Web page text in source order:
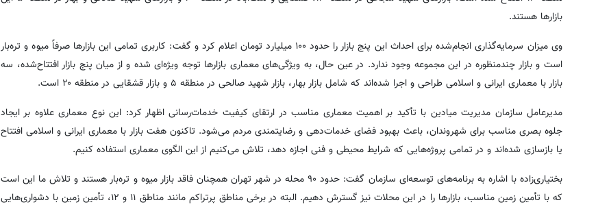
بازارها هستند.
وی میزان سرمایه‌گذاری انجام‌شده برای احداث این پنج بازار را حدود ۱۰۰ میلیارد تومان اعلام کرد و گفت: کاربری تمامی این بازارها صرفاً میوه و تره‌بار
است و بازار چندمنظوره در این مجموعه وجود ندارد. در عین حال، به ویژگی‌های معماری بازارها توجه ویژه‌ای شده و از میان پنج بازار افتتاح‌شده، سه
بازار با معماری ایرانی و اسلامی طراحی و اجرا شده‌اند که شامل بازار بهار، بازار شهید صالحی در منطقه ۵ و بازار قشقایی در منطقه ۲۰ است.
مدیرعامل سازمان مدیریت میادین با تأکید بر اهمیت معماری مناسب در ارتقای کیفیت خدمات‌رسانی اظهار کرد: این نوع معماری علاوه بر ایجاد
جلوه بصری مناسب برای شهروندان، باعث بهبود فضای خدمات‌دهی و رضایتمندی مردم می‌شود. تاکنون هفت بازار با معماری ایرانی و اسلامی افتتاح
یا بازسازی شده‌اند و در تمامی پروژه‌هایی که شرایط محیطی و فنی اجازه دهد، تلاش می‌کنیم از این الگوی معماری استفاده کنیم.
بختیاری‌زاده با اشاره به برنامه‌های توسعه‌ای سازمان گفت: حدود ۹۰ محله در شهر تهران همچنان فاقد بازار میوه و تره‌بار هستند و تلاش ما این است
که با تأمین زمین مناسب، بازارها را در این محلات نیز گسترش دهیم. البته در برخی مناطق پرتراکم مانند مناطق ۱۱ و ۱۲، تأمین زمین با دشواری‌هایی